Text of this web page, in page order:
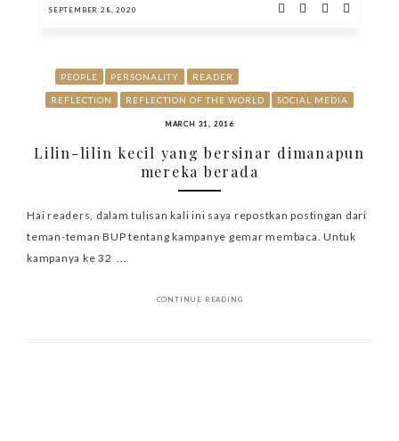
SEPTEMBER 28, 2020
PEOPLE PERSONALITY READER
REFLECTION REFLECTION OF THE WORLD SOCIAL MEDIA
MARCH 31, 2016
Lilin-lilin kecil yang bersinar dimanapun
mereka berada
Hai readers, dalam tulisan kali ini saya repostkan postingan dari
teman-teman BUP tentang kampanye gemar membaca. Untuk
kampanya ke 32 ...
CONTINUE READING